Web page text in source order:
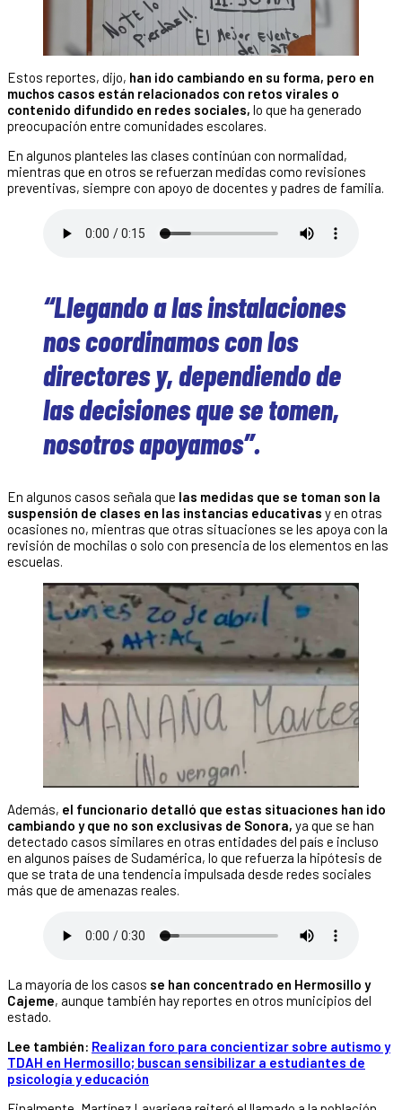
Estos reportes, dijo, han ido cambiando en su forma, pero en
muchos casos están relacionados con retos virales o
contenido difundido en redes sociales, lo que ha generado
preocupación entre comunidades escolares.
En algunos planteles las clases continúan con normalidad,
mientras que en otros se refuerzan medidas como revisiones
preventivas, siempre con apoyo de docentes y padres de familia.
“Llegando a las instalaciones
nos coordinamos con los
directores y, dependiendo de
las decisiones que se tomen,
nosotros apoyamos”.
En algunos casos señala que las medidas que se toman son la
suspensión de clases en las instancias educativas y en otras
ocasiones no, mientras que otras situaciones se les apoya con la
revisión de mochilas o solo con presencia de los elementos en las
escuelas.
Además, el funcionario detalló que estas situaciones han ido
cambiando y que no son exclusivas de Sonora, ya que se han
detectado casos similares en otras entidades del país e incluso
en algunos países de Sudamérica, lo que refuerza la hipótesis de
que se trata de una tendencia impulsada desde redes sociales
más que de amenazas reales.
La mayoría de los casos se han concentrado en Hermosillo y
Cajeme, aunque también hay reportes en otros municipios del
estado.
Lee también: Realizan foro para concientizar sobre autismo y
TDAH en Hermosillo; buscan sensibilizar a estudiantes de
psicología y educación